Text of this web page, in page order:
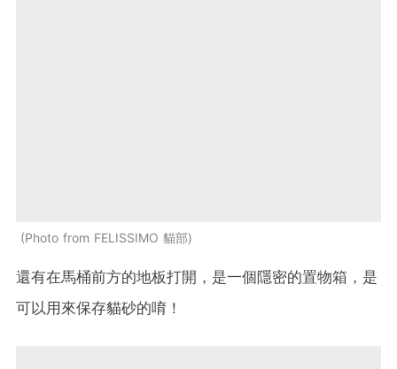
Photo from FELISSIMO 貓部
還有在馬桶前方的地板打開，是一個隱密的置物箱，是
可以用來保存貓砂的唷！